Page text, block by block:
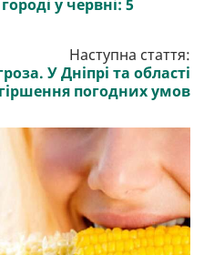
у червні: 5
Наступна стаття:
У Дніпрі та області
погодних умов